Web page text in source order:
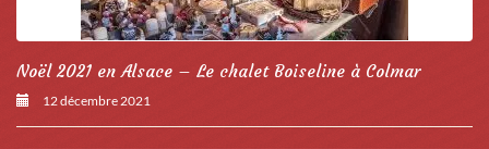
Noël 2021 en Alsace – Le chalet Boiseline à Colmar
12 décembre 2021